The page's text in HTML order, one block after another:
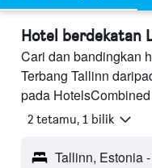
Hotel berdekatan
Cari dan bandingkan
Terbang Tallinn
pada
2 tetamu, 1 bilik
Tallinn, Estonia